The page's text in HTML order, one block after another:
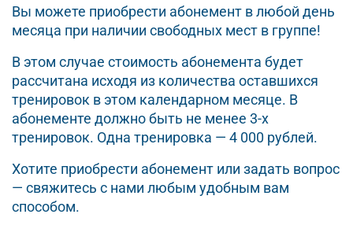
Вы можете приобрести абонемент в любой день
месяца при наличии свободных мест в группе!
В этом случае стоимость абонемента будет
рассчитана исходя из количества оставшихся
тренировок в этом календарном месяце. В
абонементе должно быть не менее 3-х
тренировок. Одна тренировка — 4 000 рублей.
Хотите приобрести абонемент или задать вопрос
— свяжитесь с нами любым удобным вам
способом.